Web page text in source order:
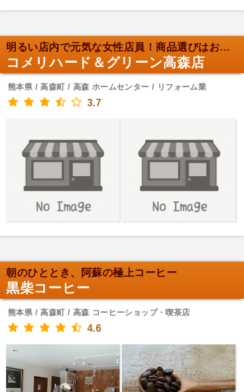
明るい店内で元気な女性店員！商品選びはお任せ
コメリハード＆グリーン高森店
熊本県 / 高森町 / 高森 ホームセンター / リフォーム業
3.7
朝のひととき、阿蘇の極上コーヒー
黒柴コーヒー
熊本県 / 高森町 / 高森 コーヒーショップ・喫茶店
4.6